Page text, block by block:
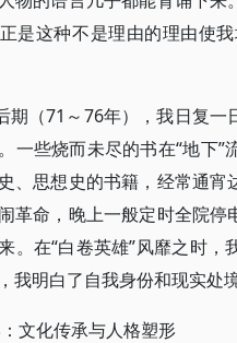
是这种不是理由的理由使
期（71～76年），我日复
一些烧而未尽的书在“地下”
、思想史的书籍，经常通
闹革命，晚上一般定时全院
。在“白卷英雄”风靡之时
我明白了自我身份和现实处
文化传承与人格塑形